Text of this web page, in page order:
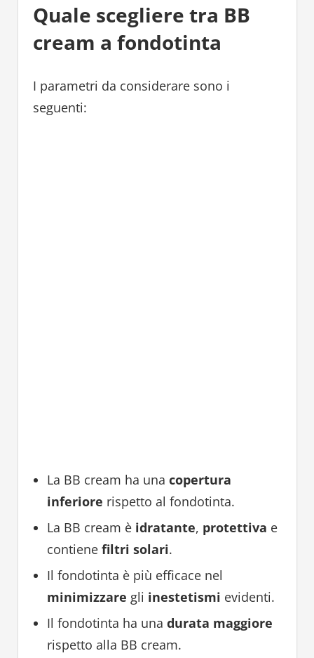
Quale scegliere tra BB
cream a fondotinta
I parametri da considerare sono i
seguenti:
La BB cream ha una copertura
inferiore rispetto al fondotinta.
La BB cream è idratante, protettiva e
contiene filtri solari.
Il fondotinta è più efficace nel
minimizzare gli inestetismi evidenti.
Il fondotinta ha una durata maggiore
rispetto alla BB cream.